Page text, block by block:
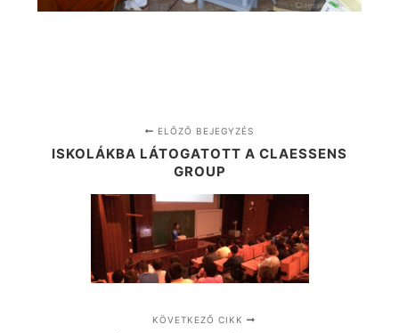
ELŐZŐ BEJEGYZÉS
ISKOLÁKBA LÁTOGATOTT A CLAESSENS
GROUP
KÖVETKEZŐ CIKK